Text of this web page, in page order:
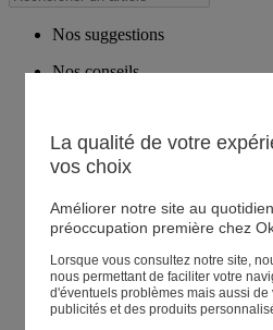
Nos suggestions
Nos conseils
Magasin
Mes informations
Suivre une commande
Panier
La qualité de votre
vos choix
Améliorer notre site au
préoccupation première chez
Lorsque vous consultez notre site,
nous permettant de faciliter votre
d'éventuels problèmes mais aussi de
publicités et des produits